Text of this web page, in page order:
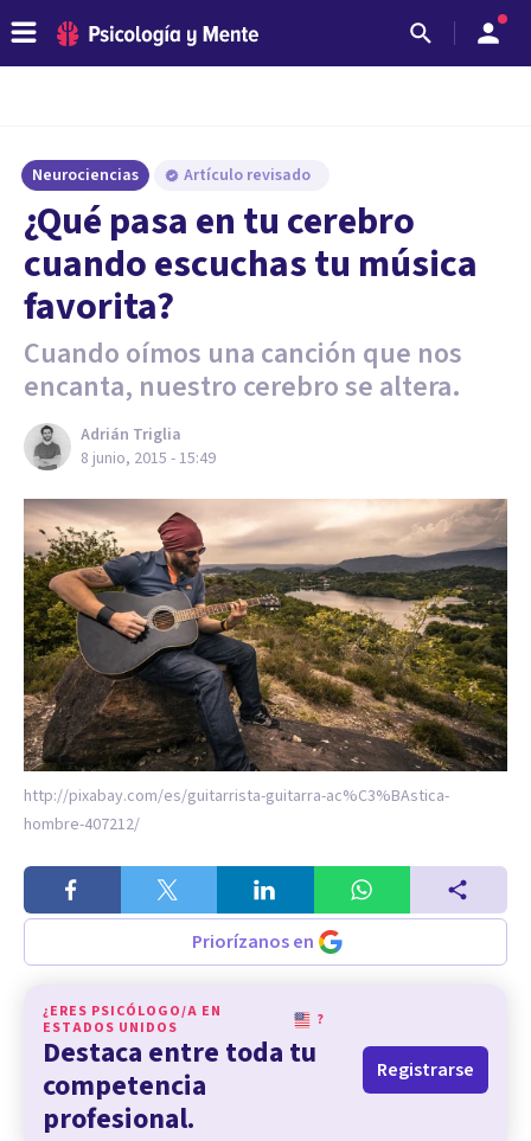
Neurociencias Artículo revisado
¿Qué pasa en tu cerebro
cuando escuchas tu música
favorita?
Cuando oímos una canción que nos
encanta, nuestro cerebro se altera.
Adrián Triglia
8 junio, 2015 - 15:49
http://pixabay.com/es/guitarrista-guitarra-ac%C3%BAstica-
hombre-407212/
Priorízanos en
¿ERES PSICÓLOGO/A EN
ESTADOS UNIDOS
?
Destaca entre toda tu
competencia
profesional.
Registrarse